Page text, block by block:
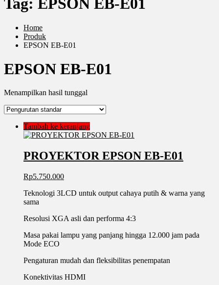
Home
Produk
EPSON EB-E01
EPSON EB-E01
Menampilkan hasil tunggal
Tambah ke keranjang
PROYEKTOR EPSON EB-E01
Rp5.750.000
Teknologi 3LCD untuk output cahaya putih & warna yang
sama
Resolusi XGA asli dan performa 4:3
Masa pakai lampu yang panjang hingga 12.000 jam pada
Mode ECO
Pengaturan mudah dan fleksibilitas penempatan
Konektivitas HDMI